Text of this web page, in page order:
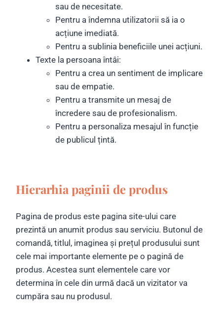
sau de necesitate.
Pentru a îndemna utilizatorii să ia o
acțiune imediată.
Pentru a sublinia beneficiile unei acțiuni.
Texte la persoana întâi:
Pentru a crea un sentiment de implicare
sau de empatie.
Pentru a transmite un mesaj de
încredere sau de profesionalism.
Pentru a personaliza mesajul în funcție
de publicul țintă.
Hierarhia paginii de produs
Pagina de produs este pagina site-ului care
prezintă un anumit produs sau serviciu. Butonul de
comandă, titlul, imaginea și prețul produsului sunt
cele mai importante elemente pe o pagină de
produs. Acestea sunt elementele care vor
determina în cele din urmă dacă un vizitator va
cumpăra sau nu produsul.